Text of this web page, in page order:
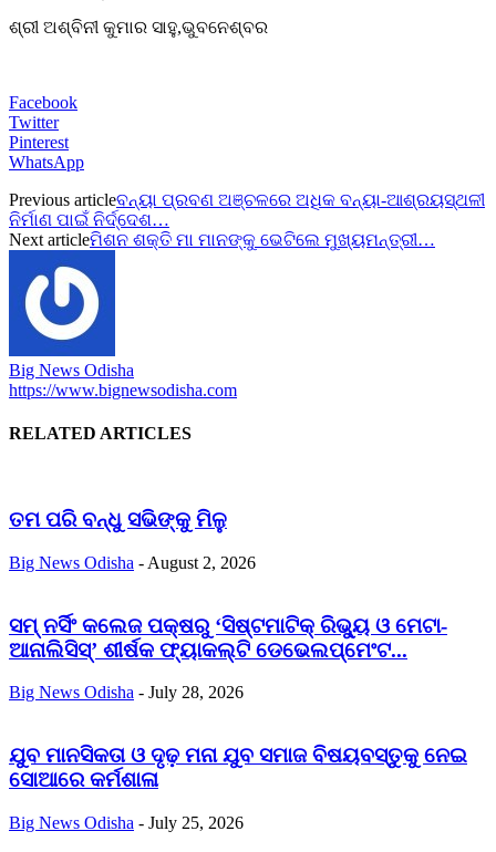
ଶ୍ରୀ ଅଶ୍ବିନୀ କୁମାର ସାହୁ,ଭୁବନେଶ୍ବର
Facebook
Twitter
Pinterest
WhatsApp
Previous articleବନ୍ୟା ପ୍ରବଣ ଅଞ୍ଚଳରେ ଅଧିକ ବନ୍ୟା-ଆଶ୍ରୟସ୍ଥଳୀ
ନିର୍ମାଣ ପାଇଁ ନିର୍ଦ୍ଦେଶ…
Next articleମିଶନ ଶକ୍ତି ମା ମାନଙ୍କୁ ଭେଟିଲେ ମୁଖ୍ୟମନ୍ତ୍ରୀ…
Big News Odisha
https://www.bignewsodisha.com
RELATED ARTICLES
ତମ ପରି ବନ୍ଧୁ ସଭିଙ୍କୁ ମିଳୁ
Big News Odisha - August 2, 2026
ସମ୍ ନର୍ସିଂ କଲେଜ ପକ୍ଷରୁ ‘ସିଷ୍ଟମାଟିକ୍ ରିଭ୍ୟୁ ଓ ମେଟା-
ଆନାଲିସିସ୍‌’ ଶୀର୍ଷକ ଫ୍ୟାକଲ୍ଟି ଡେଭେଲପ୍‌ମେଂଟ...
Big News Odisha - July 28, 2026
ଯୁବ ମାନସିକତା ଓ ଦୃଢ଼ ମନା ଯୁବ ସମାଜ ବିଷୟବସ୍ତୁକୁ ନେଇ
ସୋଆରେ କର୍ମଶାଳା
Big News Odisha - July 25, 2026